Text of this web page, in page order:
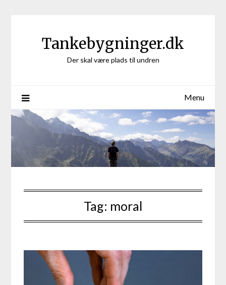
Tankebygninger.dk
Der skal være plads til undren
Menu
Tag: moral